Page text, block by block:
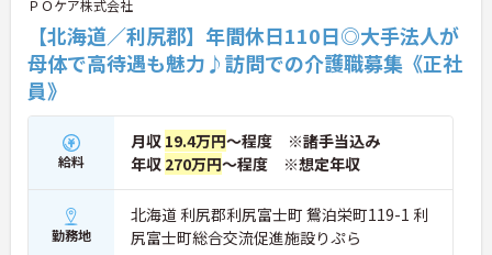
ＰＯケア株式会社
【北海道／利尻郡】年間休日110日◎大手法人が
母体で高待遇も魅力♪訪問での介護職募集《正社
員》
給料
月収 19.4万円～程度 ※諸手当込み
年収 270万円～程度 ※想定年収
勤務地
北海道 利尻郡利尻富士町 鴛泊栄町119-1 利
尻富士町総合交流促進施設りぷら